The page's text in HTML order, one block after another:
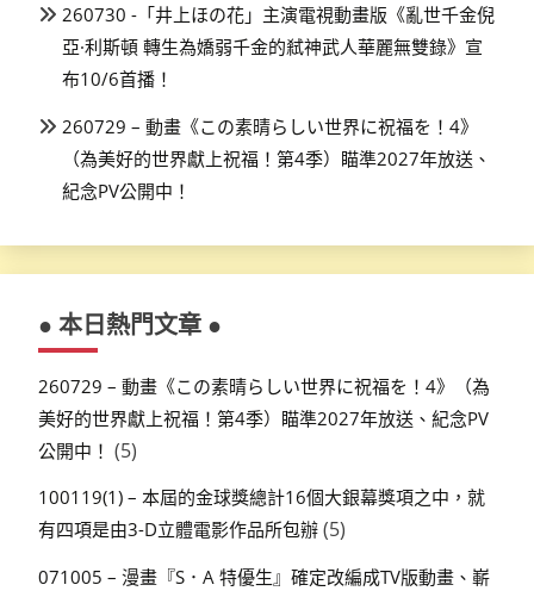
260730 -「井上ほの花」主演電視動畫版《亂世千金倪
亞·利斯頓 轉生為嬌弱千金的弒神武人華麗無雙錄》宣
布10/6首播！
260729 – 動畫《この素晴らしい世界に祝福を！4》
（為美好的世界獻上祝福！第4季）瞄準2027年放送、
紀念PV公開中！
● 本日熱門文章 ●
260729 – 動畫《この素晴らしい世界に祝福を！4》（為
美好的世界獻上祝福！第4季）瞄準2027年放送、紀念PV
公開中！ (5)
100119(1) – 本屆的金球獎總計16個大銀幕獎項之中，就
有四項是由3-D立體電影作品所包辦 (5)
071005 – 漫畫『S．A 特優生』確定改編成TV版動畫、嶄